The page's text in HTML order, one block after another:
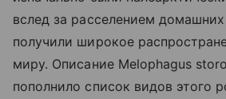
вслед за расселением
получили широкое
миру. Описание Melophagus
пополнило список видов этого